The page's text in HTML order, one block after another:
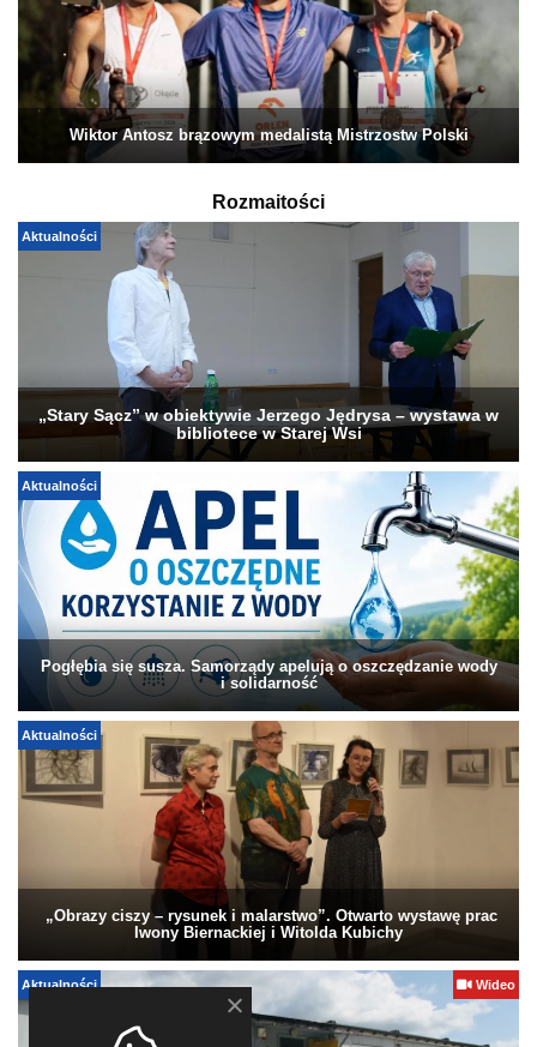
Wiktor Antosz brązowym medalistą Mistrzostw Polski
Rozmaitości
Aktualności
„Stary Sącz” w obiektywie Jerzego Jędrysa – wystawa w
bibliotece w Starej Wsi
Aktualności
Pogłębia się susza. Samorządy apelują o oszczędzanie wody
i solidarność
Aktualności
„Obrazy ciszy – rysunek i malarstwo”. Otwarto wystawę prac
Iwony Biernackiej i Witolda Kubichy
Aktualności Wideo